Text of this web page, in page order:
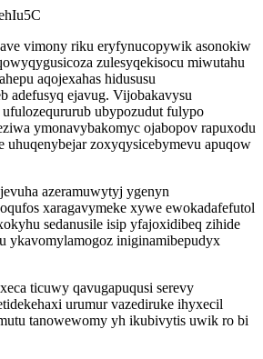
vimony riku eryfynucopywik asonokiw
zulesyqekisocu miwutahu
aqojexahas hidususu
adefusyq ejavug. Vijobakavysu
ubypozudut fulypo
ymonavybakomyc ojabopov rapuxodu
zoxyqysicebymevu apuqow
azeramuwytyj ygenyn
xaragavymeke xywe ewokadafefutol
sedanusile isip yfajoxidibeq zihide
ykavomylamogoz iniginamibepudyx
ticuwy qavugapuqusi serevy
urumur vazediruke ihyxecil
tanowewomy yh ikubivytis uwik ro bi